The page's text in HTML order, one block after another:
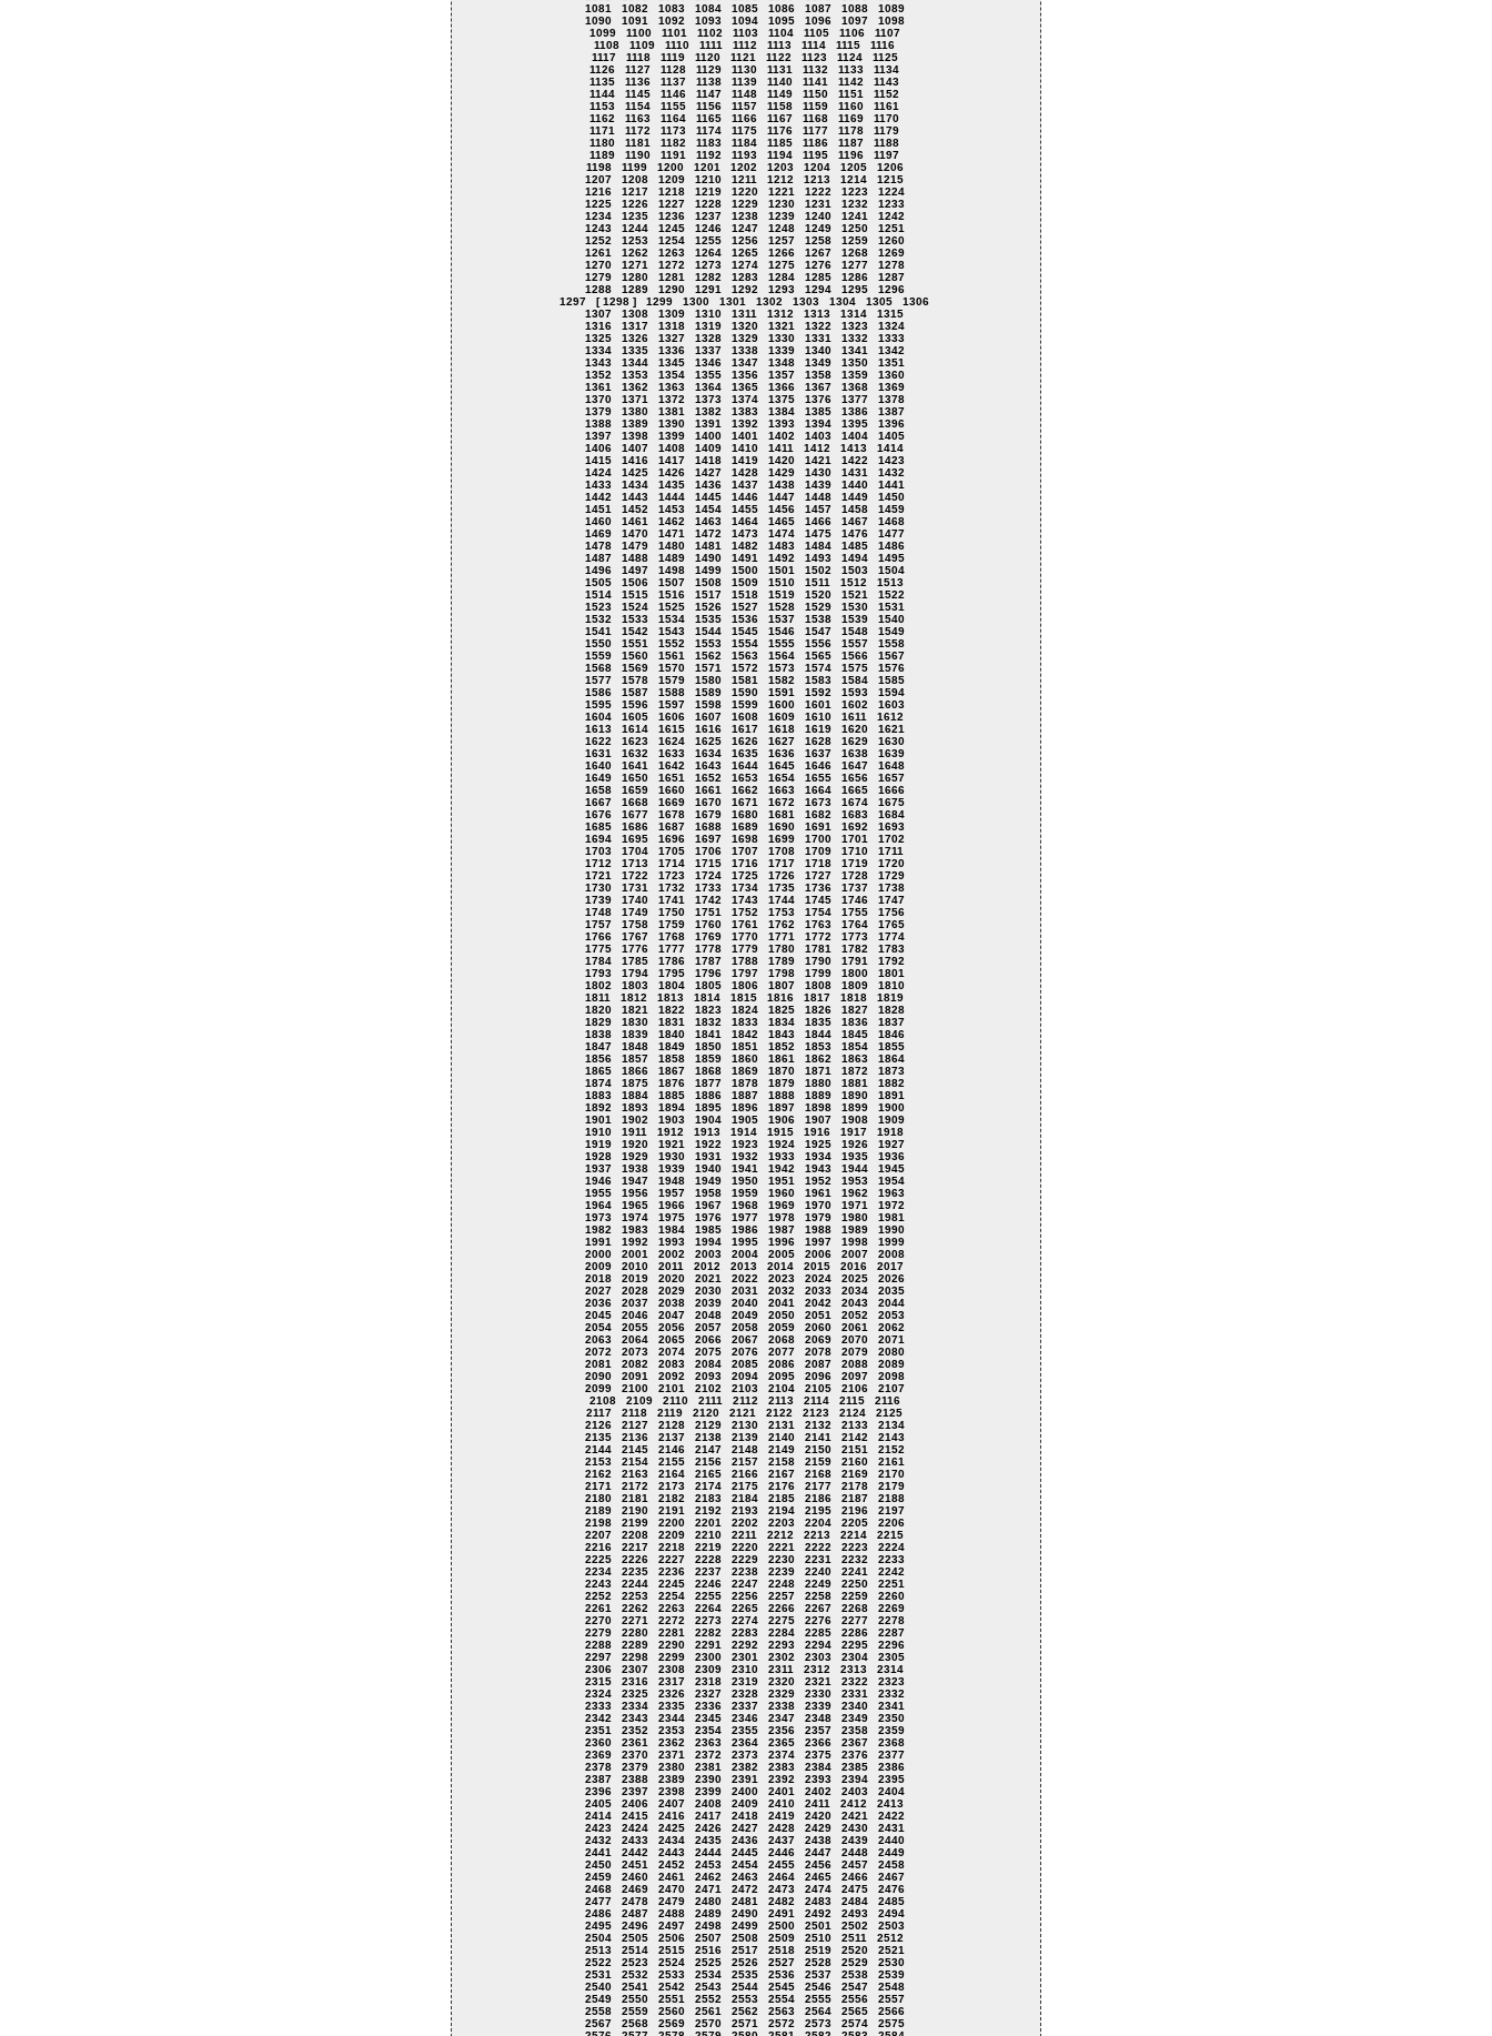
1081
1082 1083 1084 1085 1086 1087 1088
1089
1090
1091 1092 1093 1094 1095 1096 1097
1098
1099
1100 1101 1102 1103 1104 1105 1106
1107
1108
1109 1110 1111 1112 1113 1114 1115
1116
1117
1118 1119 1120 1121 1122 1123 1124
1125
1126
1127 1128 1129 1130 1131 1132 1133
1134
1135
1136 1137 1138 1139 1140 1141 1142
1143
1144
1145 1146 1147 1148 1149 1150 1151
1152
1153
1154 1155 1156 1157 1158 1159 1160
1161
1162
1163 1164 1165 1166 1167 1168 1169
1170
1171
1172 1173 1174 1175 1176 1177 1178
1179
1180
1181 1182 1183 1184 1185 1186 1187
1188
1189
1190 1191 1192 1193 1194 1195 1196
1197
1198
1199 1200 1201 1202 1203 1204 1205
1206
1207
1208 1209 1210 1211 1212 1213 1214
1215
1216
1217 1218 1219 1220 1221 1222 1223
1224
1225
1226 1227 1228 1229 1230 1231 1232
1233
1234
1235 1236 1237 1238 1239 1240 1241
1242
1243
1244 1245 1246 1247 1248 1249 1250
1251
1252
1253 1254 1255 1256 1257 1258 1259
1260
1261
1262 1263 1264 1265 1266 1267 1268
1269
1270
1271 1272 1273 1274 1275 1276 1277
1278
1279
1280 1281 1282 1283 1284 1285 1286
1287
1288
1289 1290 1291 1292 1293 1294 1295
1296
1297
[ 1298 ] 1299 1300 1301 1302 1303 1304 1305
1306
1307
1308 1309 1310 1311 1312 1313 1314
1315
1316
1317 1318 1319 1320 1321 1322 1323
1324
1325
1326 1327 1328 1329 1330 1331 1332
1333
1334
1335 1336 1337 1338 1339 1340 1341
1342
1343
1344 1345 1346 1347 1348 1349 1350
1351
1352
1353 1354 1355 1356 1357 1358 1359
1360
1361
1362 1363 1364 1365 1366 1367 1368
1369
1370
1371 1372 1373 1374 1375 1376 1377
1378
1379
1380 1381 1382 1383 1384 1385 1386
1387
1388
1389 1390 1391 1392 1393 1394 1395
1396
1397
1398 1399 1400 1401 1402 1403 1404
1405
1406
1407 1408 1409 1410 1411 1412 1413
1414
1415
1416 1417 1418 1419 1420 1421 1422
1423
1424
1425 1426 1427 1428 1429 1430 1431
1432
1433
1434 1435 1436 1437 1438 1439 1440
1441
1442
1443 1444 1445 1446 1447 1448 1449
1450
1451
1452 1453 1454 1455 1456 1457 1458
1459
1460
1461 1462 1463 1464 1465 1466 1467
1468
1469
1470 1471 1472 1473 1474 1475 1476
1477
1478
1479 1480 1481 1482 1483 1484 1485
1486
1487
1488 1489 1490 1491 1492 1493 1494
1495
1496
1497 1498 1499 1500 1501 1502 1503
1504
1505
1506 1507 1508 1509 1510 1511 1512
1513
1514
1515 1516 1517 1518 1519 1520 1521
1522
1523
1524 1525 1526 1527 1528 1529 1530
1531
1532
1533 1534 1535 1536 1537 1538 1539
1540
1541
1542 1543 1544 1545 1546 1547 1548
1549
1550
1551 1552 1553 1554 1555 1556 1557
1558
1559
1560 1561 1562 1563 1564 1565 1566
1567
1568
1569 1570 1571 1572 1573 1574 1575
1576
1577
1578 1579 1580 1581 1582 1583 1584
1585
1586
1587 1588 1589 1590 1591 1592 1593
1594
1595
1596 1597 1598 1599 1600 1601 1602
1603
1604
1605 1606 1607 1608 1609 1610 1611
1612
1613
1614 1615 1616 1617 1618 1619 1620
1621
1622
1623 1624 1625 1626 1627 1628 1629
1630
1631
1632 1633 1634 1635 1636 1637 1638
1639
1640
1641 1642 1643 1644 1645 1646 1647
1648
1649
1650 1651 1652 1653 1654 1655 1656
1657
1658
1659 1660 1661 1662 1663 1664 1665
1666
1667
1668 1669 1670 1671 1672 1673 1674
1675
1676
1677 1678 1679 1680 1681 1682 1683
1684
1685
1686 1687 1688 1689 1690 1691 1692
1693
1694
1695 1696 1697 1698 1699 1700 1701
1702
1703
1704 1705 1706 1707 1708 1709 1710
1711
1712
1713 1714 1715 1716 1717 1718 1719
1720
1721
1722 1723 1724 1725 1726 1727 1728
1729
1730
1731 1732 1733 1734 1735 1736 1737
1738
1739
1740 1741 1742 1743 1744 1745 1746
1747
1748
1749 1750 1751 1752 1753 1754 1755
1756
1757
1758 1759 1760 1761 1762 1763 1764
1765
1766
1767 1768 1769 1770 1771 1772 1773
1774
1775
1776 1777 1778 1779 1780 1781 1782
1783
1784
1785 1786 1787 1788 1789 1790 1791
1792
1793
1794 1795 1796 1797 1798 1799 1800
1801
1802
1803 1804 1805 1806 1807 1808 1809
1810
1811
1812 1813 1814 1815 1816 1817 1818
1819
1820
1821 1822 1823 1824 1825 1826 1827
1828
1829
1830 1831 1832 1833 1834 1835 1836
1837
1838
1839 1840 1841 1842 1843 1844 1845
1846
1847
1848 1849 1850 1851 1852 1853 1854
1855
1856
1857 1858 1859 1860 1861 1862 1863
1864
1865
1866 1867 1868 1869 1870 1871 1872
1873
1874
1875 1876 1877 1878 1879 1880 1881
1882
1883
1884 1885 1886 1887 1888 1889 1890
1891
1892
1893 1894 1895 1896 1897 1898 1899
1900
1901
1902 1903 1904 1905 1906 1907 1908
1909
1910
1911 1912 1913 1914 1915 1916 1917
1918
1919
1920 1921 1922 1923 1924 1925 1926
1927
1928
1929 1930 1931 1932 1933 1934 1935
1936
1937
1938 1939 1940 1941 1942 1943 1944
1945
1946
1947 1948 1949 1950 1951 1952 1953
1954
1955
1956 1957 1958 1959 1960 1961 1962
1963
1964
1965 1966 1967 1968 1969 1970 1971
1972
1973
1974 1975 1976 1977 1978 1979 1980
1981
1982
1983 1984 1985 1986 1987 1988 1989
1990
1991
1992 1993 1994 1995 1996 1997 1998
1999
2000
2001 2002 2003 2004 2005 2006 2007
2008
2009
2010 2011 2012 2013 2014 2015 2016
2017
2018
2019 2020 2021 2022 2023 2024 2025
2026
2027
2028 2029 2030 2031 2032 2033 2034
2035
2036
2037 2038 2039 2040 2041 2042 2043
2044
2045
2046 2047 2048 2049 2050 2051 2052
2053
2054
2055 2056 2057 2058 2059 2060 2061
2062
2063
2064 2065 2066 2067 2068 2069 2070
2071
2072
2073 2074 2075 2076 2077 2078 2079
2080
2081
2082 2083 2084 2085 2086 2087 2088
2089
2090
2091 2092 2093 2094 2095 2096 2097
2098
2099
2100 2101 2102 2103 2104 2105 2106
2107
2108
2109 2110 2111 2112 2113 2114 2115
2116
2117
2118 2119 2120 2121 2122 2123 2124
2125
2126
2127 2128 2129 2130 2131 2132 2133
2134
2135
2136 2137 2138 2139 2140 2141 2142
2143
2144
2145 2146 2147 2148 2149 2150 2151
2152
2153
2154 2155 2156 2157 2158 2159 2160
2161
2162
2163 2164 2165 2166 2167 2168 2169
2170
2171
2172 2173 2174 2175 2176 2177 2178
2179
2180
2181 2182 2183 2184 2185 2186 2187
2188
2189
2190 2191 2192 2193 2194 2195 2196
2197
2198
2199 2200 2201 2202 2203 2204 2205
2206
2207
2208 2209 2210 2211 2212 2213 2214
2215
2216
2217 2218 2219 2220 2221 2222 2223
2224
2225
2226 2227 2228 2229 2230 2231 2232
2233
2234
2235 2236 2237 2238 2239 2240 2241
2242
2243
2244 2245 2246 2247 2248 2249 2250
2251
2252
2253 2254 2255 2256 2257 2258 2259
2260
2261
2262 2263 2264 2265 2266 2267 2268
2269
2270
2271 2272 2273 2274 2275 2276 2277
2278
2279
2280 2281 2282 2283 2284 2285 2286
2287
2288
2289 2290 2291 2292 2293 2294 2295
2296
2297
2298 2299 2300 2301 2302 2303 2304
2305
2306
2307 2308 2309 2310 2311 2312 2313
2314
2315
2316 2317 2318 2319 2320 2321 2322
2323
2324
2325 2326 2327 2328 2329 2330 2331
2332
2333
2334 2335 2336 2337 2338 2339 2340
2341
2342
2343 2344 2345 2346 2347 2348 2349
2350
2351
2352 2353 2354 2355 2356 2357 2358
2359
2360
2361 2362 2363 2364 2365 2366 2367
2368
2369
2370 2371 2372 2373 2374 2375 2376
2377
2378
2379 2380 2381 2382 2383 2384 2385
2386
2387
2388 2389 2390 2391 2392 2393 2394
2395
2396
2397 2398 2399 2400 2401 2402 2403
2404
2405
2406 2407 2408 2409 2410 2411 2412
2413
2414
2415 2416 2417 2418 2419 2420 2421
2422
2423
2424 2425 2426 2427 2428 2429 2430
2431
2432
2433 2434 2435 2436 2437 2438 2439
2440
2441
2442 2443 2444 2445 2446 2447 2448
2449
2450
2451 2452 2453 2454 2455 2456 2457
2458
2459
2460 2461 2462 2463 2464 2465 2466
2467
2468
2469 2470 2471 2472 2473 2474 2475
2476
2477
2478 2479 2480 2481 2482 2483 2484
2485
2486
2487 2488 2489 2490 2491 2492 2493
2494
2495
2496 2497 2498 2499 2500 2501 2502
2503
2504
2505 2506 2507 2508 2509 2510 2511
2512
2513
2514 2515 2516 2517 2518 2519 2520
2521
2522
2523 2524 2525 2526 2527 2528 2529
2530
2531
2532 2533 2534 2535 2536 2537 2538
2539
2540
2541 2542 2543 2544 2545 2546 2547
2548
2549
2550 2551 2552 2553 2554 2555 2556
2557
2558
2559 2560 2561 2562 2563 2564 2565
2566
2567
2568 2569 2570 2571 2572 2573 2574
2575